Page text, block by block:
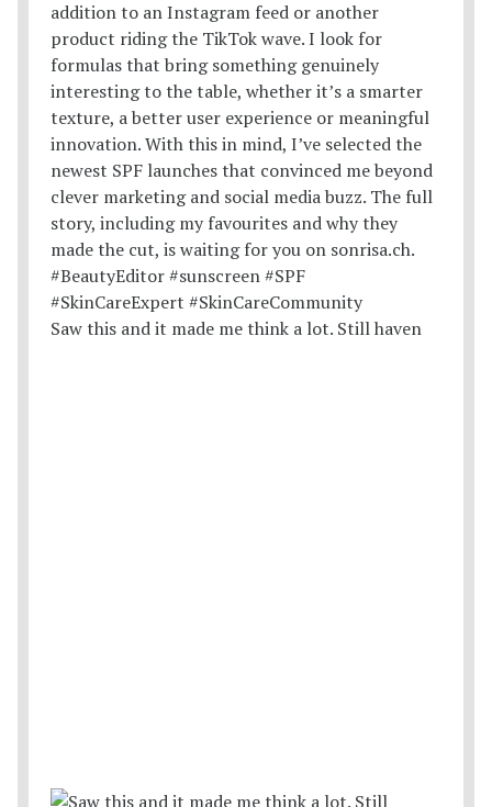
Saw this and it made me think a lot. Still haven